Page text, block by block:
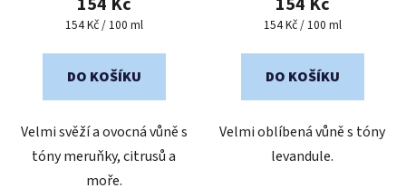
je
z
Měrná
154 Kč / 100 ml
DO KOŠÍKU
Velmi svěží a ovocná vůně s
tóny meruňky, citrusů a
moře.
je
z
Měrná
154 Kč / 100 ml
DO KOŠÍKU
Velmi oblíbená vůně s tóny
levandule.